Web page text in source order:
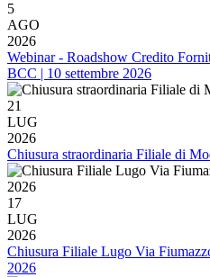
5
AGO
2026
Webinar - Roadshow Credito
BCC | 10 settembre 2026
21
LUG
2026
Chiusura straordinaria Filiale di
17
LUG
2026
Chiusura Filiale Lugo Via
2026